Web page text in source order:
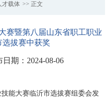
才载体 >> 正文
赛暨第八届山东省职工职业
拔赛中获奖
期：2024-08-06
能大赛临沂市选拔赛组委会发